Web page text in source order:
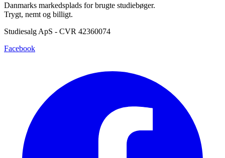
Danmarks markedsplads for brugte studiebøger.
Trygt, nemt og billigt.
Studiesalg ApS - CVR 42360074
Facebook